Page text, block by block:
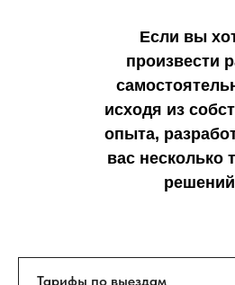
Если вы
произвести
исходя из
опыта,
вас несколько